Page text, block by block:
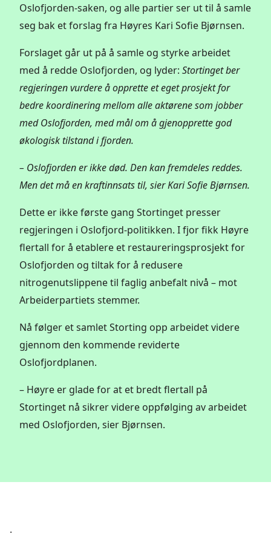
Oslofjorden-saken, og alle partier ser ut til å samle
seg bak et forslag fra Høyres Kari Sofie Bjørnsen.
Forslaget går ut på å samle og styrke arbeidet
med å redde Oslofjorden, og lyder: Stortinget ber
regjeringen vurdere å opprette et eget prosjekt for
bedre koordinering mellom alle aktørene som jobber
med Oslofjorden, med mål om å gjenopprette god
økologisk tilstand i fjorden.
– Oslofjorden er ikke død. Den kan fremdeles reddes.
Men det må en kraftinnsats til, sier Kari Sofie Bjørnsen.
Dette er ikke første gang Stortinget presser
regjeringen i Oslofjord-politikken. I fjor fikk Høyre
flertall for å etablere et restaureringsprosjekt for
Oslofjorden og tiltak for å redusere
nitrogenutslippene til faglig anbefalt nivå – mot
Arbeiderpartiets stemmer.
Nå følger et samlet Storting opp arbeidet videre
gjennom den kommende reviderte
Oslofjordplanen.
– Høyre er glade for at et bredt flertall på
Stortinget nå sikrer videre oppfølging av arbeidet
med Oslofjorden, sier Bjørnsen.
.